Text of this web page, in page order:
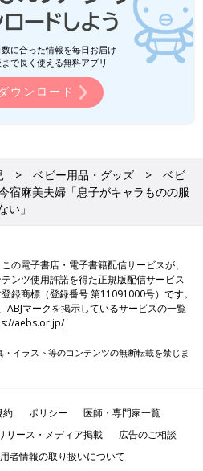
に合った情報を毎日お届け
で長く使える無料アプリ
ウンロード
ベビー用品・グッズ
ベビ
宿麻美夫婦「息子がキャラものの服
い」
の電子書店・電子書籍配信サービスが、
ンツ使用許諾を得た正規版配信サービス
録商標（登録番号 第11091000号）です。
ABJマークを掲示しているサービスの一覧
aebs.or.jp/
イラスト等のコンテンツの無断転載を禁じま
約 ポリシー
医師・専門家一覧
リース・メディア掲載
広告のご相談
者情報の取り扱いについて